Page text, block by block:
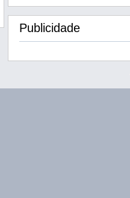
Publicidade